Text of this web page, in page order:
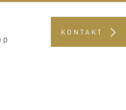
KONTAKT